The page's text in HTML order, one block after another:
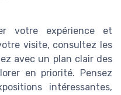
votre expérience et
visite, consultez les
avec un plan clair des
en priorité. Pensez
intéressantes,